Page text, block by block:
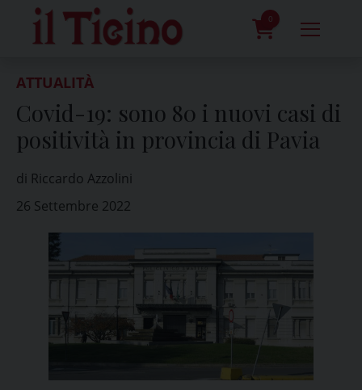
content
0
ATTUALITÀ
Covid-19: sono 80 i nuovi casi di
positività in provincia di Pavia
di Riccardo Azzolini
26 Settembre 2022